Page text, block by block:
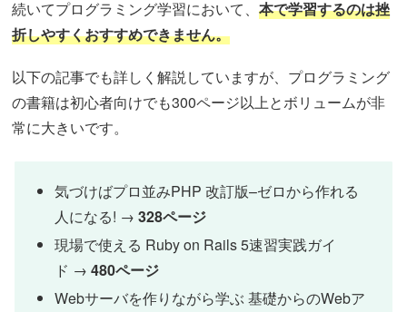
続いてプログラミング学習において、本で学習するのは挫
折しやすくおすすめできません。
以下の記事でも詳しく解説していますが、プログラミング
の書籍は初心者向けでも300ページ以上とボリュームが非
常に大きいです。
気づけばプロ並みPHP 改訂版–ゼロから作れる
人になる! → 328ページ
現場で使える Ruby on Rails 5速習実践ガイ
ド → 480ページ
Webサーバを作りながら学ぶ 基礎からのWebア